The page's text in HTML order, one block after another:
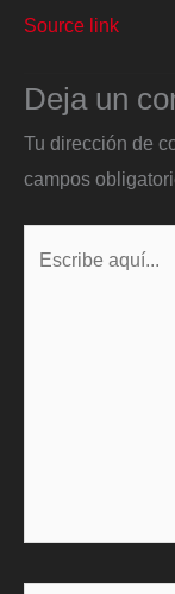
Source link
Deja un
Tu dirección de
campos